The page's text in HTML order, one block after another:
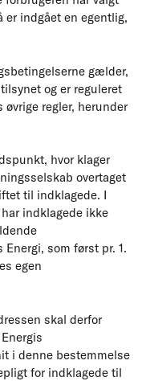
er indgået en egentlig,
gælder,
og er reguleret
regler, herunder
hvor klager
overtaget
til indklagede. I
indklagede ikke
som først pr. 1.
egen
skal derfor
i denne bestemmelse
for indklagede til